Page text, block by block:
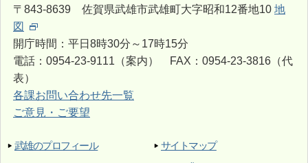
〒843-8639 佐賀県武雄市武雄町大字昭和12番地10 地
図
開庁時間：平日8時30分～17時15分
電話：0954-23-9111（案内） FAX：0954-23-3816（代
表）
各課お問い合わせ先一覧
ご意見・ご要望
武雄のプロフィール
サイトマップ